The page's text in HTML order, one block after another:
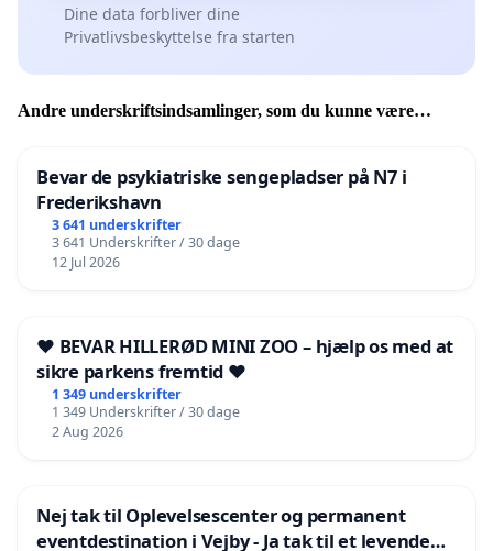
Dine data forbliver dine
Privatlivsbeskyttelse fra starten
Andre underskriftsindsamlinger, som du kunne være
Bevar de psykiatriske sengepladser på N7 i
Frederikshavn
3 641 underskrifter
3 641 Underskrifter / 30 dage
12 Jul 2026
❤️ BEVAR HILLERØD MINI ZOO – hjælp os med at
sikre parkens fremtid ❤️
1 349 underskrifter
1 349 Underskrifter / 30 dage
2 Aug 2026
Nej tak til Oplevelsescenter og permanent
eventdestination i Vejby - Ja tak til et levende